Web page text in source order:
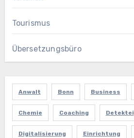
Tourismus
Übersetzungsbüro
Anwalt Bonn Business
Chemie Coaching Detektei
Digitalisierung Einrichtung